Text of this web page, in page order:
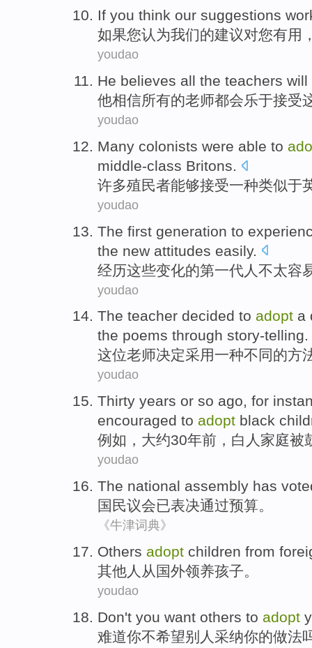
If you think our suggestions
如果您认为我们的建议对您有用
youdao
He believes all the teachers will
他相信所有的老师都会乐于接受
youdao
Many colonists were able to
middle-class Britons.
许多殖民者能够接受一种类似于
youdao
The first generation to
the new attitudes easily.
经历这些变化的第一代人 不太容
youdao
The teacher decided to adopt a
the poems through story-telling.
这位老师决定采用一种不同的方
youdao
Thirty years or so ago, for
encouraged to adopt black
例如 ， 大约30年前 ， 白人 家庭被
youdao
The national assembly has
国民议会已表决通过预算。
《牛津词典》
Others adopt children from
其他人 从 国外领养孩子。
youdao
Don't you want others to adopt
难道你不希望别人 采纳你的做法